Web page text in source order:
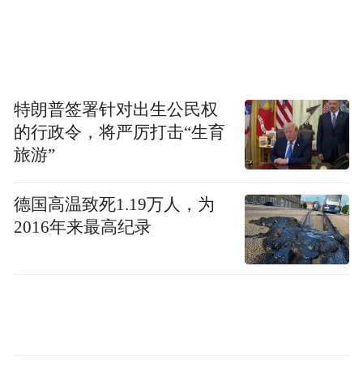
特朗普签署针对出生公民权
的行政令，将严厉打击“生育
旅游”
德国高温致死1.19万人，为
2016年来最高纪录